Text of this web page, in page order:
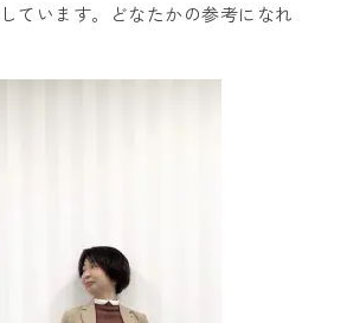
ています。どなたかの参考になれ